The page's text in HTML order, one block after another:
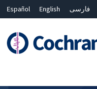
Español English فارسی